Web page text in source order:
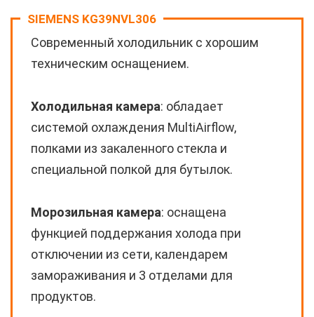
SIEMENS KG39NVL306
Современный холодильник с хорошим
техническим оснащением.
Холодильная камера: обладает
системой охлаждения MultiAirflow,
полками из закаленного стекла и
специальной полкой для бутылок.
Морозильная камера: оснащена
функцией поддержания холода при
отключении из сети, календарем
замораживания и 3 отделами для
продуктов.